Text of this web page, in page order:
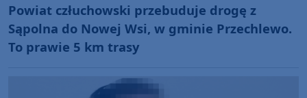
Powiat człuchowski przebuduje drogę z
Sąpolna do Nowej Wsi, w gminie Przechlewo.
To prawie 5 km trasy